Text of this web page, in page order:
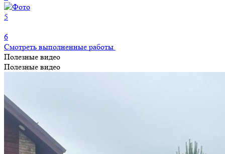
5
6
Смотреть выполненные работы
Полезные видео
Полезные видео